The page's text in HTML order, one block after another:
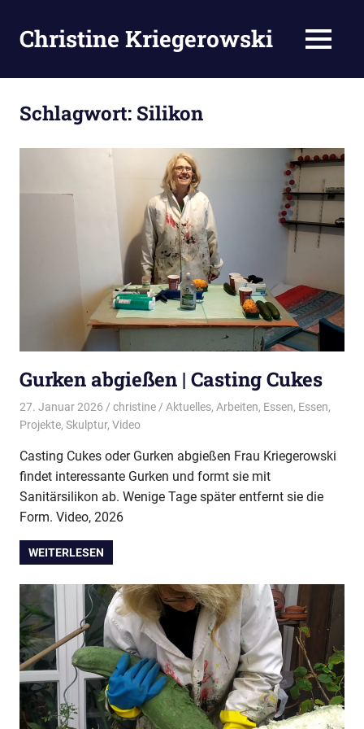
Inhalt
springen
Christine Kriegerowski MENÜ
Schlagwort: Silikon
Gurken abgießen | Casting Cukes
27. Januar 2026 christine Aktuelles, Arbeiten, Essen, Essen,
Projekte, Skulptur, Video
Casting Cukes oder Gurken abgießen Frau Kriegerowski
findet interessante Gurken und formt sie mit
Sanitärsilikon ab. Wenige Tage später entfernt sie die
Form. Video, 2026
WEITERLESEN